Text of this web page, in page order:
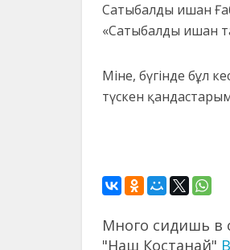
Сатыбалды ишан
«Сатыбалды ишан
Міне, бүгінде бұл
түскен
Много сидишь в
"Наш Костанай"